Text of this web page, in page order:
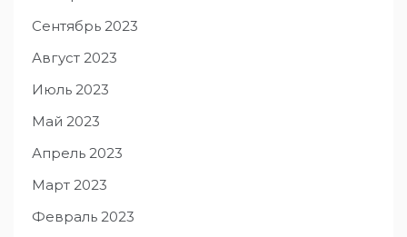
Сентябрь 2023
Август 2023
Июль 2023
Май 2023
Апрель 2023
Март 2023
Февраль 2023